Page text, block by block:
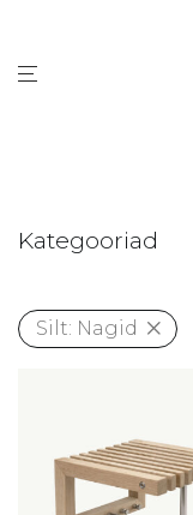
Kategooriad
Silt: Nagid